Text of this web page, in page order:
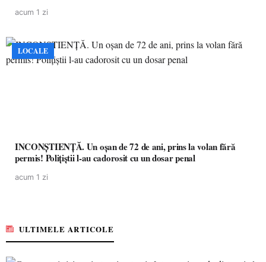
acum 1 zi
LOCALE
INCONȘTIENȚĂ. Un oșan de 72 de ani, prins la volan fără
permis! Polițiștii l-au cadorosit cu un dosar penal
acum 1 zi
ULTIMELE ARTICOLE